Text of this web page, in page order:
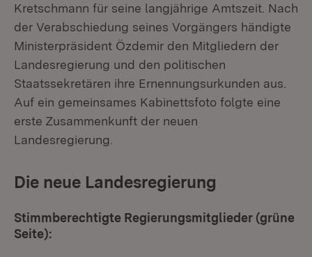
Kretschmann für seine langjährige Amtszeit. Nach
der Verabschiedung seines Vorgängers händigte
Ministerpräsident Özdemir den Mitgliedern der
Landesregierung und den politischen
Staatssekretären ihre Ernennungsurkunden aus.
Auf ein gemeinsames Kabinettsfoto folgte eine
erste Zusammenkunft der neuen
Landesregierung.
Die neue Landesregierung
Stimmberechtigte Regierungsmitglieder (grüne
Seite):